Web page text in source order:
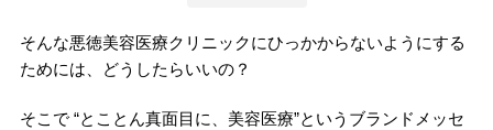
そんな悪徳美容医療クリニックにひっかからないようにする
ためには、どうしたらいいの？
そこで “とことん真面目に、美容医療”というブランドメッセ